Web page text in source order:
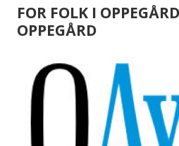
FOR FOLK I
OPPEGÅRD